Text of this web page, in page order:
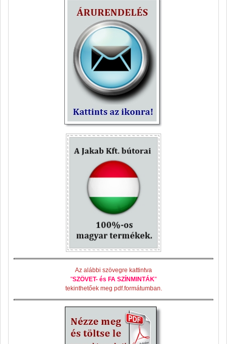
Az alábbi szövegre kattintva
"SZÖVET- és FA SZÍNMINTÁK"
tekinthetőek meg pdf.formátumban.